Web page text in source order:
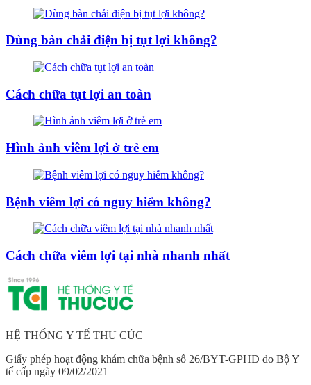
Dùng bàn chải điện bị tụt lợi không?
Cách chữa tụt lợi an toàn
Hình ảnh viêm lợi ở trẻ em
Bệnh viêm lợi có nguy hiểm không?
Cách chữa viêm lợi tại nhà nhanh nhất
HỆ THỐNG Y TẾ THU CÚC
Giấy phép hoạt động khám chữa bệnh số 26/BYT-GPHĐ do Bộ Y
tế cấp ngày 09/02/2021